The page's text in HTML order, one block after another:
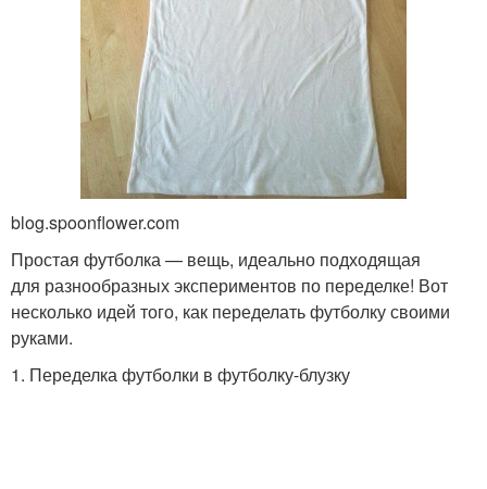
blog.spoonflower.com
Простая футболка — вещь, идеально подходящая
для разнообразных экспериментов по переделке! Вот
несколько идей того, как переделать футболку своими
руками.
1. Переделка футболки в футболку-блузку